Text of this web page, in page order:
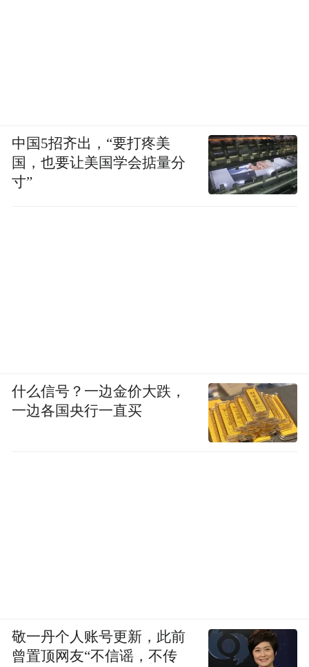
中国5招齐出，“要打疼美
国，也要让美国学会掂量分
寸”
什么信号？一边金价大跌，
一边各国央行一直买
敬一丹个人账号更新，此前
曾置顶网友“不信谣，不传